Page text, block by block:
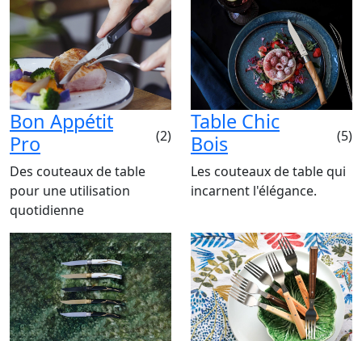
Bon Appétit
Pro
(2)
Des couteaux de table
pour une utilisation
quotidienne
Table Chic
Bois
(5)
Les couteaux de table qui
incarnent l'élégance.